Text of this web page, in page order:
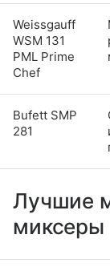
Weissgauff
WSM 131
PML Prime
Chef
Bufett SMP
281
Лучшие
миксеры